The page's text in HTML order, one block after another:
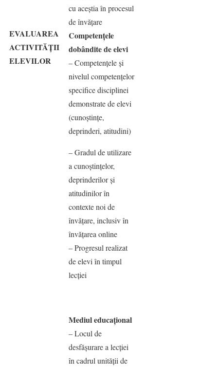
EVALUAREA
ACTIVITĂȚII
ELEVILOR
cu aceştia în procesul
de învăţare
Competenţele
dobândite de elevi
– Competenţele şi
nivelul competenţelor
specifice disciplinei
demonstrate de elevi
(cunoştinţe,
deprinderi, atitudini)
– Gradul de utilizare
a cunoştinţelor,
deprinderilor şi
atitudinilor în
contexte noi de
învăţare, inclusiv în
învăţarea online
– Progresul realizat
de elevi în timpul
lecţiei
Mediul educaţional
– Locul de
desfăşurare a lecţiei
în cadrul unităţii de